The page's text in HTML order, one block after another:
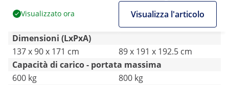
171 cm - Nero
Visualizzato ora Visualizza l'articolo
Dimensioni (LxPxA)
137 x 90 x 171 cm
89 x 191 x 192.5 cm
Capacità di carico - portata massima
600 kg
800 kg